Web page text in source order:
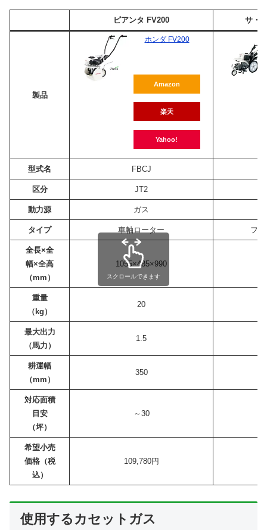
ピアンタ FV200 サ・
製品
ホンダ FV200
Amazon
楽天
Yahoo!
型式名 FBCJ
区分 JT2
動力源 ガス
タイプ 車軸ローター フ
全長×全
幅×全高
（mm）
1055×485×990
重量
（kg）
20
最大出力
（馬力）
1.5
耕運幅
（mm）
350
対応面積
目安
（坪）
～30
希望小売
価格（税
込）
109,780円
スクロールできます
使用するカセットガス